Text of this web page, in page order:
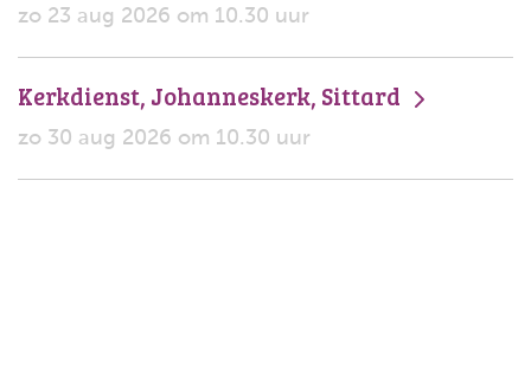
zo 23 aug 2026 om 10.30 uur
Kerkdienst, Johanneskerk, Sittard
zo 30 aug 2026 om 10.30 uur